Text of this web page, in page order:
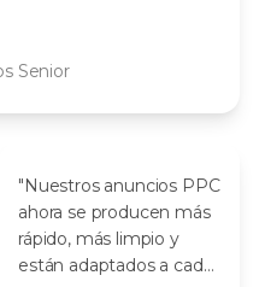
Senior
"Nuestros anuncios PPC
ahora se producen más
rápido, más limpio y
están adaptados a cada